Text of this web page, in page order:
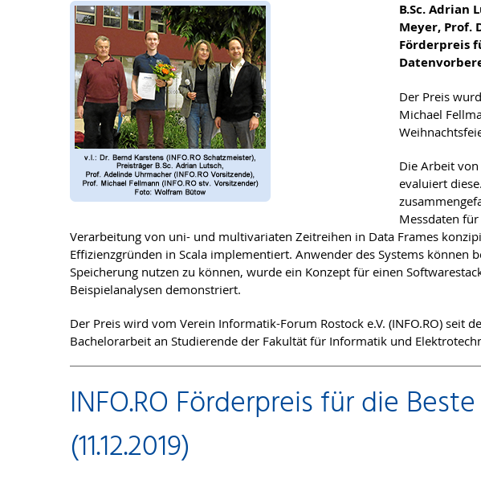
​​​​​​​B.Sc. Adrian
Meyer, Prof.
Förderpreis
Der Preis
Michael
Die Arbeit
evaluiert
Messdaten
Verarbeitung von uni- und multivariaten Zeitreihen in Data Frames
Effizienzgründen in Scala implementiert. Anwender des Systems
Speicherung nutzen zu können, wurde ein Konzept für einen
Beispielanalysen demonstriert.
Der Preis wird vom Verein Informatik-Forum Rostock e.V. (INFO.RO)
Bachelorarbeit an Studierende der Fakultät für Informatik und
INFO.RO Förderpreis für die
(11.12.2019)